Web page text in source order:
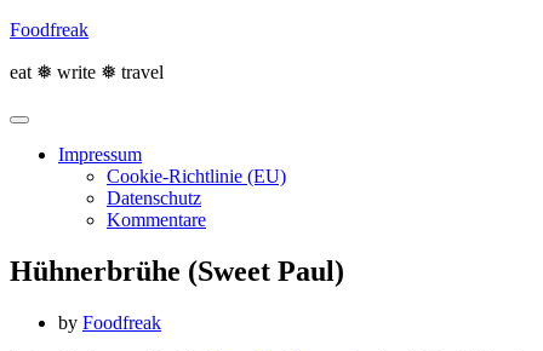
Skip
content
Foodfreak
eat ❅ write ❅ travel
Impressum
Cookie-Richtlinie (EU)
Datenschutz
Kommentare
Hühnerbrühe (Sweet Paul)
by Foodfreak